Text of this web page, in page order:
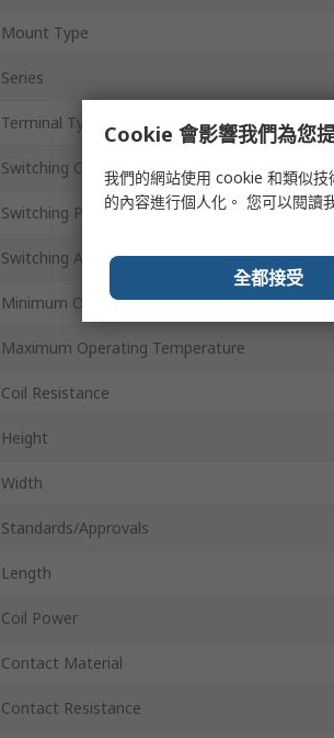
Mount Type
Series
Terminal Type
Switching Current
Switching Power
Switching AC Voltage
Minimum Operating Temperature
Maximum Operating Temperature
Coil Resistance
Height
Width
Standards/Approvals
Length
Coil Power
Contact Material
Contact Resistance
Cookie 會影響我們為您
我們的網站使用 cookie 和類似
的內容進行個人化。 您可以閱讀
全都接受